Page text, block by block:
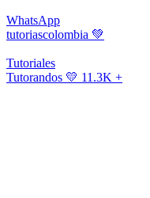
WhatsApp
tutoriascolombia 💚
Tutoriales
Tutorandos 💛 11.3K +